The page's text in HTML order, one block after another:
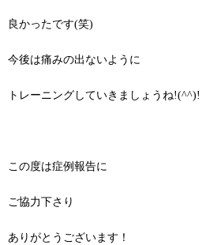
良かったです(笑)
今後は痛みの出ないように
トレーニングしていきましょうね!(^^)!
この度は症例報告に
ご協力下さり
ありがとうございます！